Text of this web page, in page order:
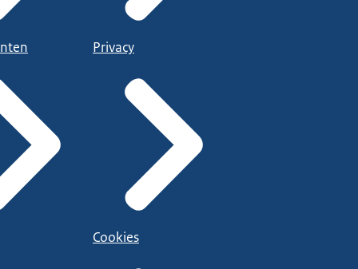
Privacy
Cookies